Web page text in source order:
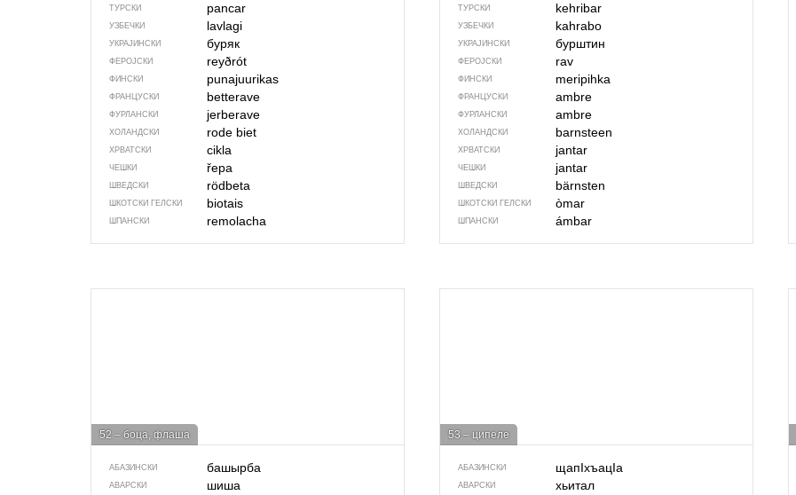
ТУРСКИ pancar
УЗБЕЧКИ lavlagi
УКРАЈИНСКИ буряк
ФЕРОЈСКИ reyðrót
ФИНСКИ punajuurikas
ФРАНЦУСКИ betterave
ФУРЛАНСКИ jerberave
ХОЛАНДСКИ rode biet
ХРВАТСКИ cikla
ЧЕШКИ řepa
ШВЕДСКИ rödbeta
ШКОТСКИ ГЕЛСКИ biotais
ШПАНСКИ remolacha
ТУРСКИ kehribar
УЗБЕЧКИ kahrabo
УКРАЈИНСКИ бурштин
ФЕРОЈСКИ rav
ФИНСКИ meripihka
ФРАНЦУСКИ ambre
ФУРЛАНСКИ ambre
ХОЛАНДСКИ barnsteen
ХРВАТСКИ jantar
ЧЕШКИ jantar
ШВЕДСКИ bärnsten
ШКОТСКИ ГЕЛСКИ òmar
ШПАНСКИ ámbar
52 – боца, флаша
АБАЗИНСКИ башырба
АВАРСКИ шиша
53 – ципеле
АБАЗИНСКИ щапIхъацIа
АВАРСКИ хьитал